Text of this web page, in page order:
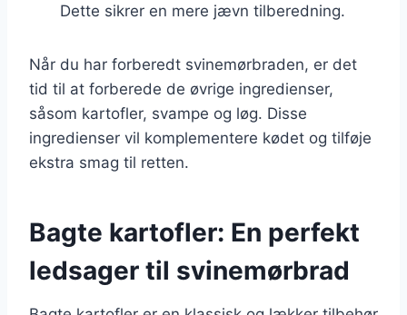
Dette sikrer en mere jævn tilberedning.
Når du har forberedt svinemørbraden, er det
tid til at forberede de øvrige ingredienser,
såsom kartofler, svampe og løg. Disse
ingredienser vil komplementere kødet og tilføje
ekstra smag til retten.
Bagte kartofler: En perfekt
ledsager til svinemørbrad